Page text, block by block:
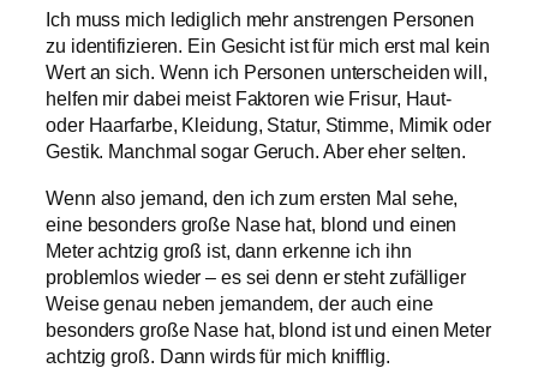
Ich muss mich lediglich mehr anstrengen Personen
zu identifizieren. Ein Gesicht ist für mich erst mal kein
Wert an sich. Wenn ich Personen unterscheiden will,
helfen mir dabei meist Faktoren wie Frisur, Haut-
oder Haarfarbe, Kleidung, Statur, Stimme, Mimik oder
Gestik. Manchmal sogar Geruch. Aber eher selten.
Wenn also jemand, den ich zum ersten Mal sehe,
eine besonders große Nase hat, blond und einen
Meter achtzig groß ist, dann erkenne ich ihn
problemlos wieder – es sei denn er steht zufälliger
Weise genau neben jemandem, der auch eine
besonders große Nase hat, blond ist und einen Meter
achtzig groß. Dann wirds für mich knifflig.